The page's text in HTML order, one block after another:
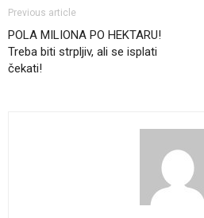
Previous article
POLA MILIONA PO HEKTARU!
Treba biti strpljiv, ali se isplati
čekati!